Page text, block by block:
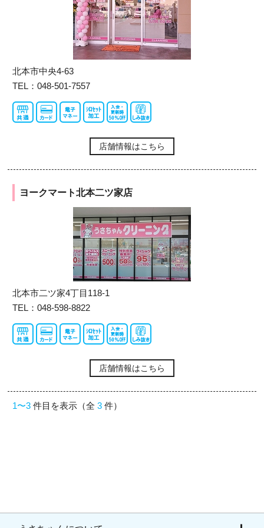
北本市中央4-63
TEL：048-501-7557
店舗情報はこちら
ヨークマート北本二ツ家店
北本市二ツ家4丁目118-1
TEL：048-598-8822
店舗情報はこちら
1〜3 件目を表示（全3 件）